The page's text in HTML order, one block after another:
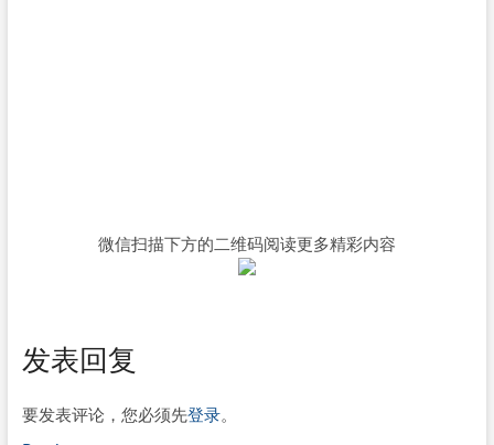
微信扫描下方的二维码阅读更多精彩内容
发表回复
要发表评论，您必须先登录。